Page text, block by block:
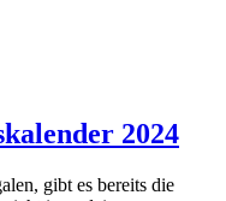
2024
gibt es bereits die